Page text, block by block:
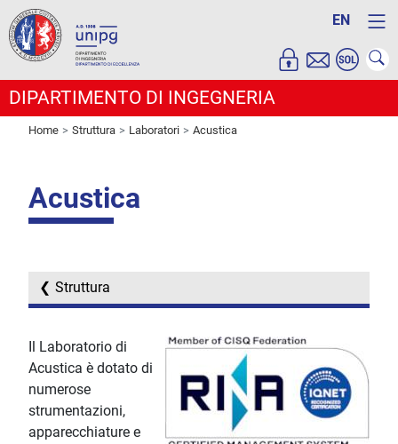
EN
DIPARTIMENTO DI INGEGNERIA
Home Struttura Laboratori Acustica
Acustica
Struttura
Il Laboratorio di
Acustica è dotato di
numerose
strumentazioni,
apparecchiature e